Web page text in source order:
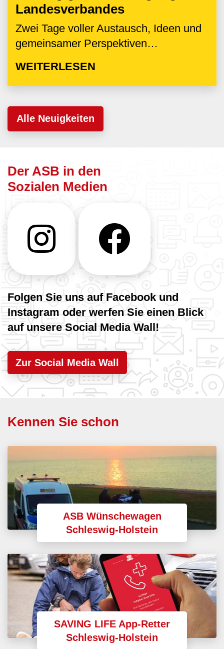
Landesverbandes
Zwei Tage voller Austausch, Ideen und
gemeinsamer Perspektiven…
WEITERLESEN
Alle Neuigkeiten
Der ASB in den
Sozialen Medien
Folgen Sie uns auf Facebook und
Instagram oder werfen Sie einen Blick
auf unsere Social Media Wall!
Zur Social Media Wall
Kennen Sie schon
ASB Wünschewagen
Schleswig-Holstein
SAVING LIFE App-Retter
Schleswig-Holstein